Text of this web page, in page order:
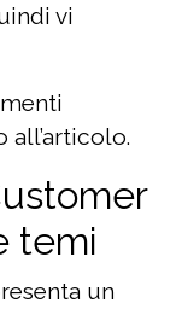
vi
all’articolo.
temi
un